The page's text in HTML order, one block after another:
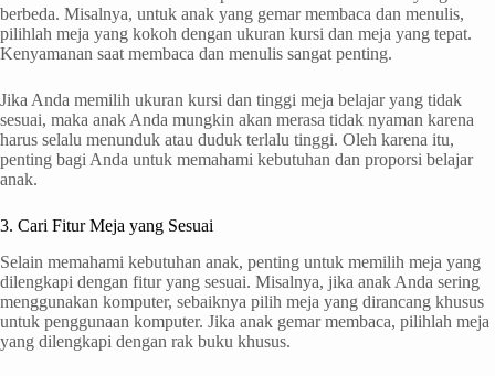
berbeda. Misalnya, untuk anak yang gemar membaca dan menulis,
pilihlah meja yang kokoh dengan ukuran kursi dan meja yang tepat.
Kenyamanan saat membaca dan menulis sangat penting.
Jika Anda memilih ukuran kursi dan tinggi meja belajar yang tidak
sesuai, maka anak Anda mungkin akan merasa tidak nyaman karena
harus selalu menunduk atau duduk terlalu tinggi. Oleh karena itu,
penting bagi Anda untuk memahami kebutuhan dan proporsi belajar
anak.
3. Cari Fitur Meja yang Sesuai
Selain memahami kebutuhan anak, penting untuk memilih meja yang
dilengkapi dengan fitur yang sesuai. Misalnya, jika anak Anda sering
menggunakan komputer, sebaiknya pilih meja yang dirancang khusus
untuk penggunaan komputer. Jika anak gemar membaca, pilihlah meja
yang dilengkapi dengan rak buku khusus.